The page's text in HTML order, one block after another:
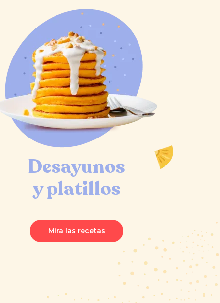
Desayunos
y platillos
Mira las recetas